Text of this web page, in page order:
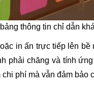
thông tin chỉ dẫn
in ấn trực tiếp lên
phải chăng và tính
phí mà vẫn đảm bảo